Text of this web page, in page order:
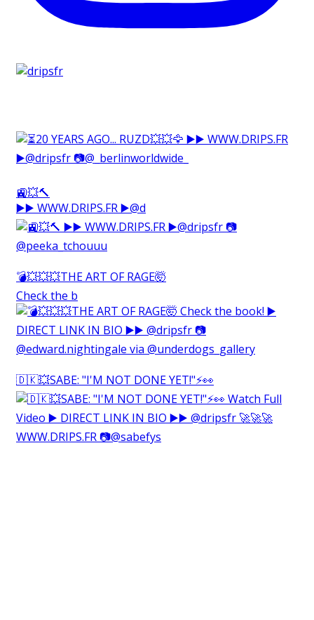
🚉💥🔨⁠
▶️▶️ WWW.DRIPS.FR ▶️@d
💣💥💥💥THE ART OF RAGE🤯⁠
Check the b
🇩🇰💥SABE: "I'M NOT DONE YET!"⚡️👀⁠